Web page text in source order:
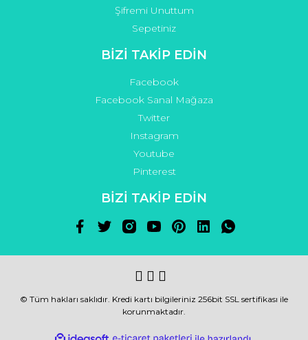
Şifremi Unuttum
Sepetiniz
BİZİ TAKİP EDİN
Facebook
Facebook Sanal Mağaza
Twitter
Instagram
Youtube
Pinterest
BİZİ TAKİP EDİN
© Tüm hakları saklıdır. Kredi kartı bilgileriniz 256bit SSL sertifikası ile
korunmaktadır.